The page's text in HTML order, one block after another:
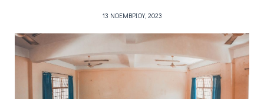
13 ΝΟΕΜΒΡΊΟΥ, 2023